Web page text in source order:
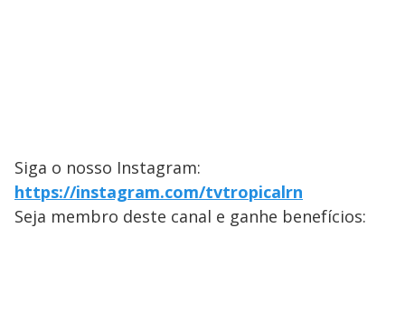
Siga o nosso Instagram:
https://instagram.com/tvtropicalrn
Seja membro deste canal e ganhe benefícios: